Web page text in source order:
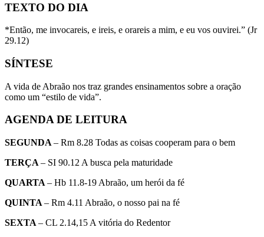
TEXTO DO DIA
*Então, me invocareis, e ireis, e orareis a mim, e eu vos ouvirei.” (Jr
29.12)
SÍNTESE
A vida de Abraão nos traz grandes ensinamentos sobre a oração
como um “estilo de vida”.
AGENDA DE LEITURA
SEGUNDA – Rm 8.28 Todas as coisas cooperam para o bem
TERÇA – SI 90.12 A busca pela maturidade
QUARTA – Hb 11.8-19 Abraão, um herói da fé
QUINTA – Rm 4.11 Abraão, o nosso pai na fé
SEXTA – CL 2.14,15 A vitória do Redentor